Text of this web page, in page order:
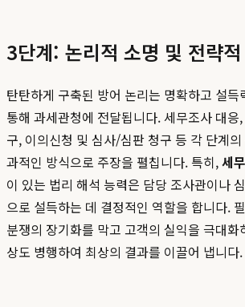
3단계: 논리적 소명 및 전략
탄탄하게 구축된 방어 논리는 명확하고 설득
통해 과세관청에 전달됩니다. 세무조사 대응
구, 이의신청 및 심사/심판 청구 등 각 단계
과적인 방식으로 주장을 펼칩니다. 특히,세
이 있는 법리 해석 능력은 담당 조사관이나
으로 설득하는 데 결정적인 역할을 합니다.
분쟁의 장기화를 막고 고객의 실익을 극대화
상도 병행하여 최상의 결과를 이끌어 냅니다.